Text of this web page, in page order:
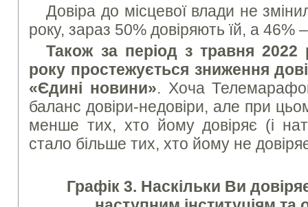
Довіра до місцевої влади не
року, зараз 50% довіряють їй, а 46%
Також за період з травня
року простежується зниження
«Єдині новини». Хоча
баланс довіри-недовіри, але при
менше тих, хто йому довіряє (і
стало більше тих, хто йому не
Графік 3. Наскільки Ви